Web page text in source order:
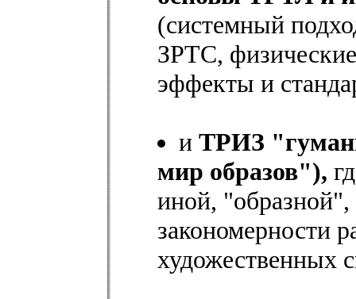
(системный
ЗРТС,
эффекты и
и ТРИЗ
мир образов"),
иной, "образной",
закономерности
художественных